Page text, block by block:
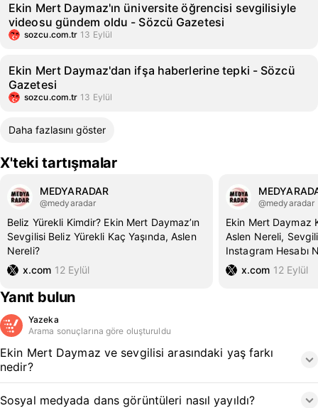
Ekin Mert Daymaz'ın üniversite öğrencisi sevgilisiyle
videosu gündem oldu - Sözcü Gazetesi
sozcu.com.tr 13 Eylül
Ekin Mert Daymaz'dan ifşa haberlerine tepki - Sözcü
Gazetesi
sozcu.com.tr 13 Eylül
Daha fazlasını göster
X'teki tartışmalar
MEDYARADAR
@medyaradar
Beliz Yürekli Kimdir? Ekin Mert Daymaz’ın
Sevgilisi Beliz Yürekli Kaç Yaşında, Aslen
Nereli?
x.com 12 Eylül
@medyaradar
Ekin Mert Daymaz
Aslen Nereli,
Instagram Hesabı
x.com 12 Eylül
Yanıt bulun
Yazeka
Arama sonuçlarına göre oluşturuldu
Ekin Mert Daymaz ve sevgilisi arasındaki yaş farkı
nedir?
Sosyal medyada dans görüntüleri nasıl yayıldı?